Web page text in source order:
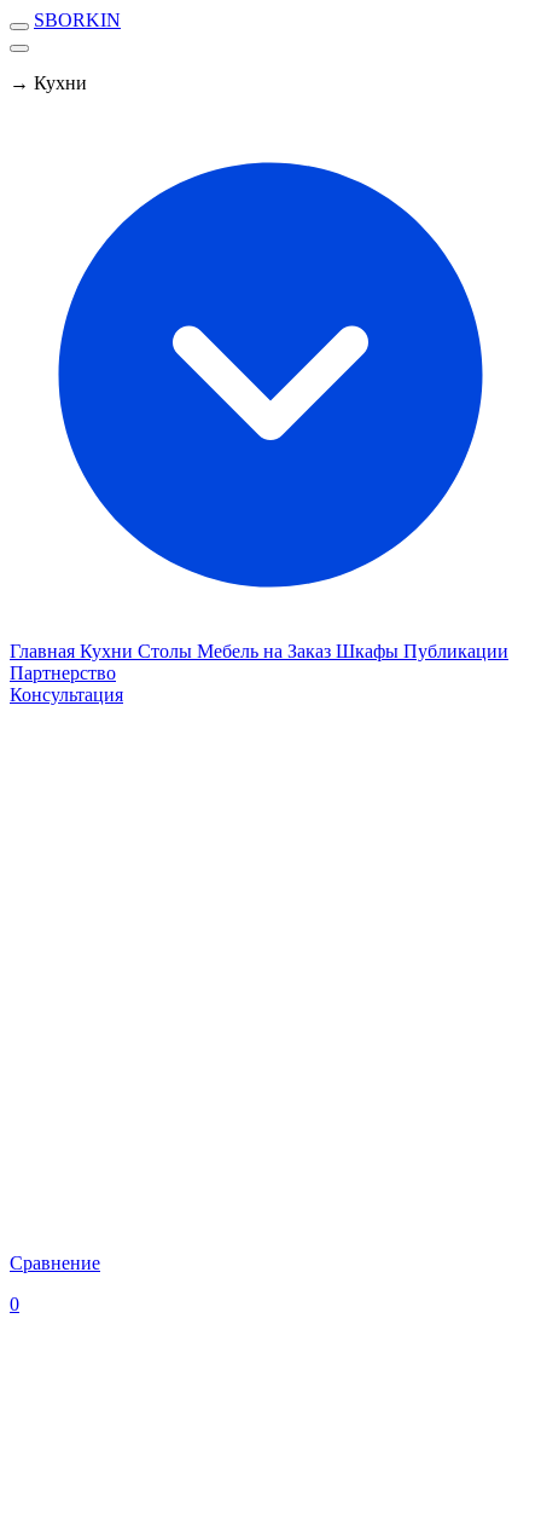
SBORKIN
→ Кухни
Главная Кухни Столы Мебель на Заказ Шкафы Публикации
Партнерство
Консультация
Сравнение
0